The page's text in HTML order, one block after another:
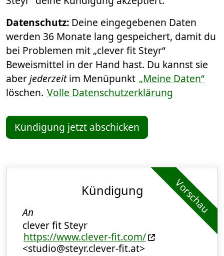
Datenschutz: Deine eingegebenen Daten
werden 36 Monate lang gespeichert, damit du
bei Problemen mit „clever fit Steyr“
Beweismittel in der Hand hast. Du kannst sie
aberjederzeitim Menüpunkt „Meine Daten“
löschen. Volle Datenschutzerklärung
Kündigung jetzt abschicken
Vorschau
Kündigung
An
clever fit Steyr
https://www.clever-fit.com/
<studio@steyr.clever-fit.at>